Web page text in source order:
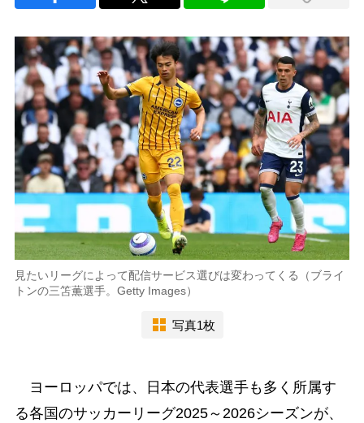
見たいリーグによって配信サービス選びは変わってくる（ブライ
トンの三笘薫選手。Getty Images）
写真1枚
ヨーロッパでは、日本の代表選手も多く所属す
る各国のサッカーリーグ2025～2026シーズンが、